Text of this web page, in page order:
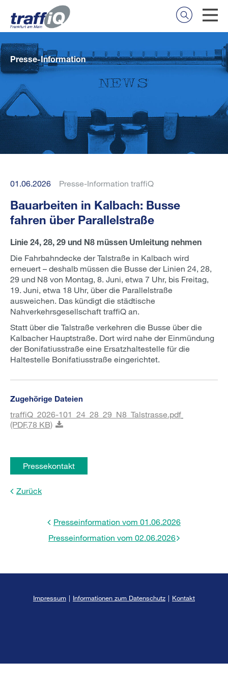
Presse-Information
01.06.2026 Presse-Information traffiQ
Bauarbeiten in Kalbach: Busse
fahren über Parallelstraße
Linie 24, 28, 29 und N8 müssen Umleitung nehmen
Die Fahrbahndecke der Talstraße in Kalbach wird
erneuert – deshalb müssen die Busse der Linien 24, 28,
29 und N8 von Montag, 8. Juni, etwa 7 Uhr, bis Freitag,
19. Juni, etwa 18 Uhr, über die Parallelstraße
ausweichen. Das kündigt die städtische
Nahverkehrsgesellschaft traffiQ an.
Statt über die Talstraße verkehren die Busse über die
Kalbacher Hauptstraße. Dort wird nahe der Einmündung
der Bonifatiusstraße eine Ersatzhaltestelle für die
Haltestelle Bonifatiusstraße eingerichtet.
Zugehörige Dateien
traffiQ_2026-101_24_28_29_N8_Talstrasse.pdf
(PDF,78 KB)
Pressekontakt
Zurück
Presseinformation vom 01.06.2026
Presseinformation vom 02.06.2026
Impressum | Informationen zum Datenschutz | Kontakt